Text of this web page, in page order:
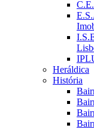
Heráldica
História